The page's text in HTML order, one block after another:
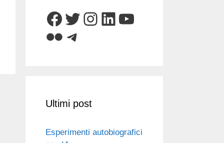
Facebook
Twitter
Instagram
LinkedIn
YouTube
FlickrTelegram
Ultimi post
Esperimenti autobiografici